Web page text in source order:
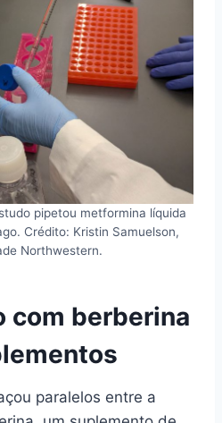
pipetou metformina líquida
Crédito: Kristin Samuelson,
Northwestern.
com berberina
paralelos entre a